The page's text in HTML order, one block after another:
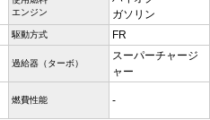
エンジン
ガソリン
駆動方式 FR
過給器（ターボ）
スーパーチャージ
ャー
燃費性能 -